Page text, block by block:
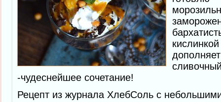
-чудеснейшее сочетание!
Рецепт из журнала ХлебСоль с